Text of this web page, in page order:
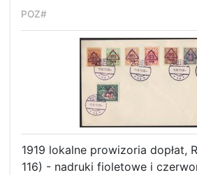
1919 lokalne prowizoria dopłat,
116) - nadruki fioletowe i